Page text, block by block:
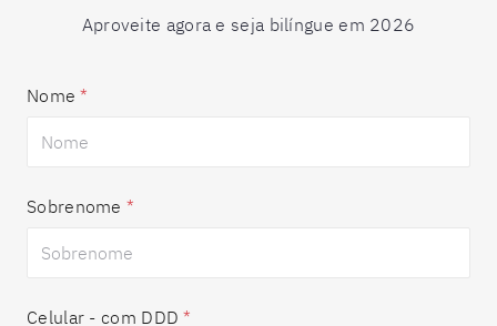
Aproveite agora e seja bilíngue em 2026
Nome *
Sobrenome *
Celular - com DDD *